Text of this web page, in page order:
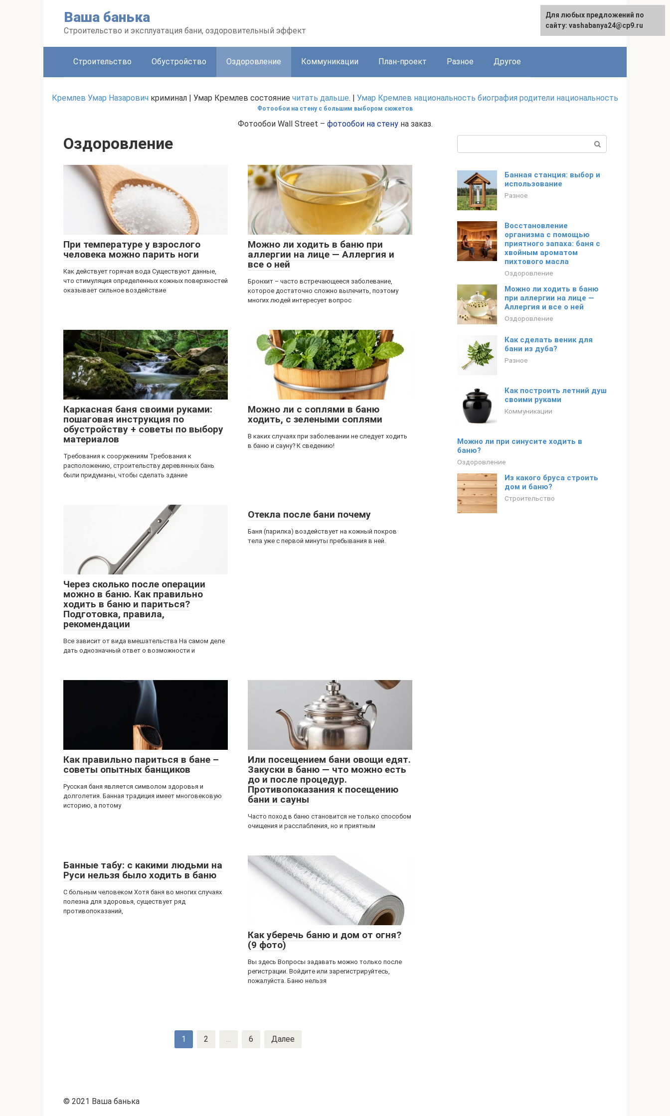
Ваша банька
Строительство и эксплуатация бани, оздоровительный эффект
Строительство Обустройство Оздоровление Коммуникации План-проект Разное Другое
Кремлев Умар Назарович криминал | Умар Кремлев состояние читать дальше. | Умар Кремлев национальность биография родители национальность
Фотообои на стену с большим выбором сюжетов
Фотообои Wall Street – фотообои на стенуна заказ.
Оздоровление
При температуре у взрослого
человека можно парить ноги
Как действует горячая вода Существуют данные,
что стимуляция определенных кожных поверхностей
оказывает сильное воздействие
Можно ли ходить в баню при
аллергии на лице — Аллергия и
все о ней
Бронхит – часто встречающееся заболевание,
которое достаточно сложно вылечить, поэтому
многих людей интересует вопрос
Каркасная баня своими руками:
пошаговая инструкция по
обустройству + советы по выбору
материалов
Требования к сооружениям Требования к
расположению, строительству деревянных бань
были придуманы, чтобы сделать здание
Можно ли с соплями в баню
ходить, с зелеными соплями
В каких случаях при заболевании не следует ходить
в баню и сауну? К сведению!
Через сколько после операции
можно в баню. Как правильно
ходить в баню и париться?
Подготовка, правила,
рекомендации
Все зависит от вида вмешательства На самом деле
дать однозначный ответ о возможности и
Отекла после бани почему
Баня (парилка) воздействует на кожный покров
тела уже с первой минуты пребывания в ней.
Как правильно париться в бане –
советы опытных банщиков
Русская баня является символом здоровья и
долголетия. Банная традиция имеет многовековую
историю, а потому
Или посещением бани овощи едят.
Закуски в баню — что можно есть
до и после процедур.
Противопоказания к посещению
бани и сауны
Часто поход в баню становится не только способом
очищения и расслабления, но и приятным
Банные табу: с какими людьми на
Руси нельзя было ходить в баню
С больным человеком Хотя баня во многих случаях
полезна для здоровья, существует ряд
противопоказаний,
Как уберечь баню и дом от огня?
(9 фото)
Вы здесь Вопросы задавать можно только после
регистрации. Войдите или зарегистрируйтесь,
пожалуйста. Баню нельзя
1 2 ... 6 Далее
Банная станция: выбор и
использование
Разное
Восстановление
организма с помощью
приятного запаха: баня с
хвойным ароматом
пихтового масла
Оздоровление
Можно ли ходить в баню
при аллергии на лице —
Аллергия и все о ней
Оздоровление
Как сделать веник для
бани из дуба?
Разное
Как построить летний душ
своими руками
Коммуникации
Можно ли при синусите ходить в
баню?
Оздоровление
Из какого бруса строить
дом и баню?
Строительство
© 2021 Ваша банька
Для любых предложений по
сайту: vashabanya24@cp9.ru